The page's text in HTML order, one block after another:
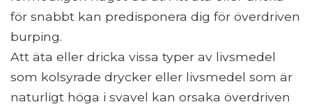
för snabbt kan predisponera dig för överdriven
burping.
Att äta eller dricka vissa typer av livsmedel
som kolsyrade drycker eller livsmedel som är
naturligt höga i svavel kan orsaka överdriven